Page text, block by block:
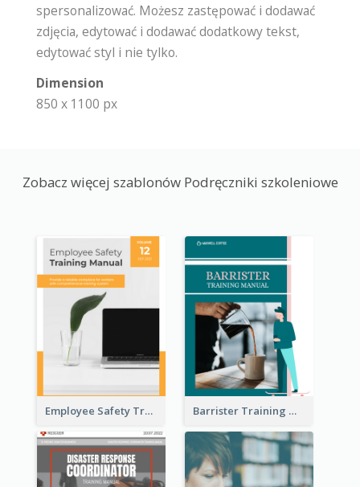
spersonalizować. Możesz zastępować i dodawać
zdjęcia, edytować i dodawać dodatkowy tekst,
edytować styl i nie tylko.
Dimension
850 x 1100 px
Zobacz więcej szablonów Podręczniki szkoleniowe
Employee Safety Training Manual Barrister Training Manual